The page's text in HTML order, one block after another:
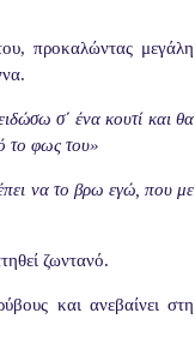
προκαλώντας μεγάλη
σ΄ ένα κουτί και θα
το φως του»
να το βρω εγώ, που με
ζωντανό.
και ανεβαίνει στη